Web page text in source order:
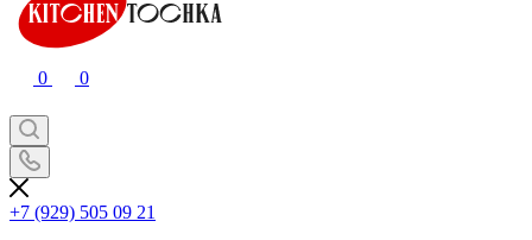
0 0
+7 (929) 505 09 21